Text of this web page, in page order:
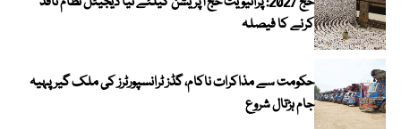
کرنے کا فیصلہ
حکومت سے مذاکرات ناکام، گڈز ٹرانسپورٹرز کی ملک گیر پہیہ
جام ہڑتال شروع